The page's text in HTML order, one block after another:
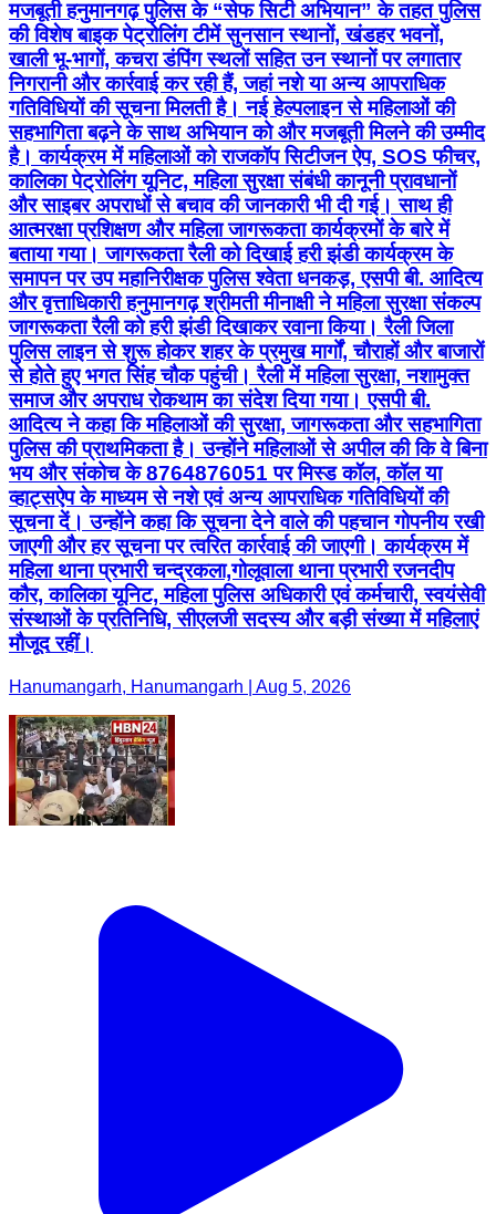
मजबूती हनुमानगढ़ पुलिस के “सेफ सिटी अभियान” के तहत पुलिस
की विशेष बाइक पेट्रोलिंग टीमें सुनसान स्थानों, खंडहर भवनों,
खाली भू-भागों, कचरा डंपिंग स्थलों सहित उन स्थानों पर लगातार
निगरानी और कार्रवाई कर रही हैं, जहां नशे या अन्य आपराधिक
गतिविधियों की सूचना मिलती है। नई हेल्पलाइन से महिलाओं की
सहभागिता बढ़ने के साथ अभियान को और मजबूती मिलने की उम्मीद
है। कार्यक्रम में महिलाओं को राजकॉप सिटीजन ऐप, SOS फीचर,
कालिका पेट्रोलिंग यूनिट, महिला सुरक्षा संबंधी कानूनी प्रावधानों
और साइबर अपराधों से बचाव की जानकारी भी दी गई। साथ ही
आत्मरक्षा प्रशिक्षण और महिला जागरूकता कार्यक्रमों के बारे में
बताया गया। जागरूकता रैली को दिखाई हरी झंडी कार्यक्रम के
समापन पर उप महानिरीक्षक पुलिस श्वेता धनकड़, एसपी बी. आदित्य
और वृत्ताधिकारी हनुमानगढ़ श्रीमती मीनाक्षी ने महिला सुरक्षा संकल्प
जागरूकता रैली को हरी झंडी दिखाकर रवाना किया। रैली जिला
पुलिस लाइन से शुरू होकर शहर के प्रमुख मार्गों, चौराहों और बाजारों
से होते हुए भगत सिंह चौक पहुंची। रैली में महिला सुरक्षा, नशामुक्त
समाज और अपराध रोकथाम का संदेश दिया गया। एसपी बी.
आदित्य ने कहा कि महिलाओं की सुरक्षा, जागरूकता और सहभागिता
पुलिस की प्राथमिकता है। उन्होंने महिलाओं से अपील की कि वे बिना
भय और संकोच के 8764876051 पर मिस्ड कॉल, कॉल या
व्हाट्सऐप के माध्यम से नशे एवं अन्य आपराधिक गतिविधियों की
सूचना दें। उन्होंने कहा कि सूचना देने वाले की पहचान गोपनीय रखी
जाएगी और हर सूचना पर त्वरित कार्रवाई की जाएगी। कार्यक्रम में
महिला थाना प्रभारी चन्द्रकला,गोलूवाला थाना प्रभारी रजनदीप
कौर, कालिका यूनिट, महिला पुलिस अधिकारी एवं कर्मचारी, स्वयंसेवी
संस्थाओं के प्रतिनिधि, सीएलजी सदस्य और बड़ी संख्या में महिलाएं
मौजूद रहीं।
Hanumangarh, Hanumangarh | Aug 5, 2026